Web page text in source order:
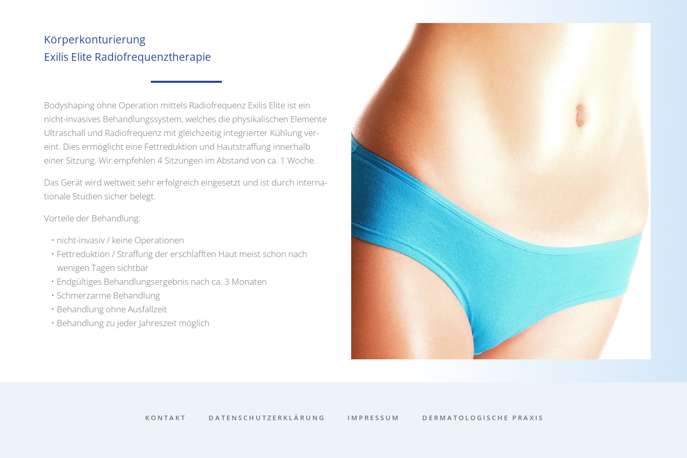
Kör­per­kon­tu­rie­rung
Exi­lis Eli­te Radio­fre­quenz­the­ra­pie
Body­s­ha­ping ohne Ope­ra­ti­on mit­tels Radio­fre­quenz Exi­lis Eli­te ist ein
nicht-inva­si­ves Behand­lungs­sys­tem, wel­ches die phy­si­ka­li­schen Ele­men­te
Ultra­schall und Radio­fre­quenz mit gleich­zei­tig inte­grier­ter Küh­lung ver­
eint. Dies ermög­licht eine Fett­re­duk­ti­on und Haut­straf­fung inner­halb
einer Sit­zung. Wir emp­feh­len 4 Sit­zun­gen im Abstand von ca. 1 Woche.
Das Gerät wird welt­weit sehr erfolg­reich ein­ge­setzt und ist durch inter­na­
tio­na­le Stu­di­en sicher belegt.
Vor­tei­le der Behand­lung:
nicht-inva­siv / kei­ne Ope­ra­tio­nen
Fett­re­duk­ti­on / Straf­fung der erschlaff­ten Haut meist schon nach
weni­gen Tagen sicht­bar
End­gül­ti­ges Behand­lungs­er­geb­nis nach ca. 3 Mona­ten
Schmerz­ar­me Behand­lung
Behand­lung ohne Aus­fall­zeit
Behand­lung zu jeder Jah­res­zeit mög­lich
KON­TAKT DATEN­SCHUTZ­ER­KLÄ­RUNG IMPRES­SUM DER­MA­TO­LO­GI­SCHE PRA­XIS